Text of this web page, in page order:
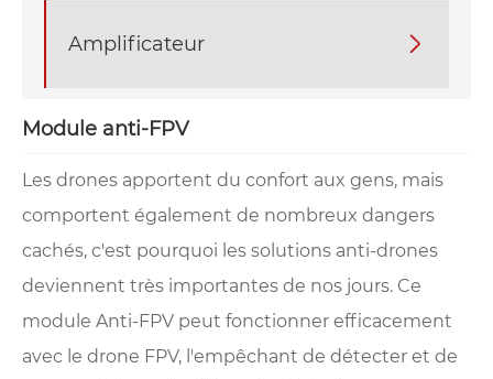
Amplificateur 
Module anti-FPV
Les drones apportent du confort aux gens, mais
comportent également de nombreux dangers
cachés, c'est pourquoi les solutions anti-drones
deviennent très importantes de nos jours. Ce
module Anti-FPV peut fonctionner efficacement
avec le drone FPV, l'empêchant de détecter et de